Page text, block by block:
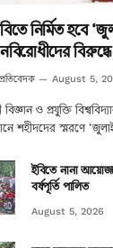
নির্মিত হবে
August 5,
বিজ্ঞান ও প্রযুক্তি
শহীদদের স্মরণে
ইবিতে নানা
বর্ষপূর্তি পালিত
August 5, 2026